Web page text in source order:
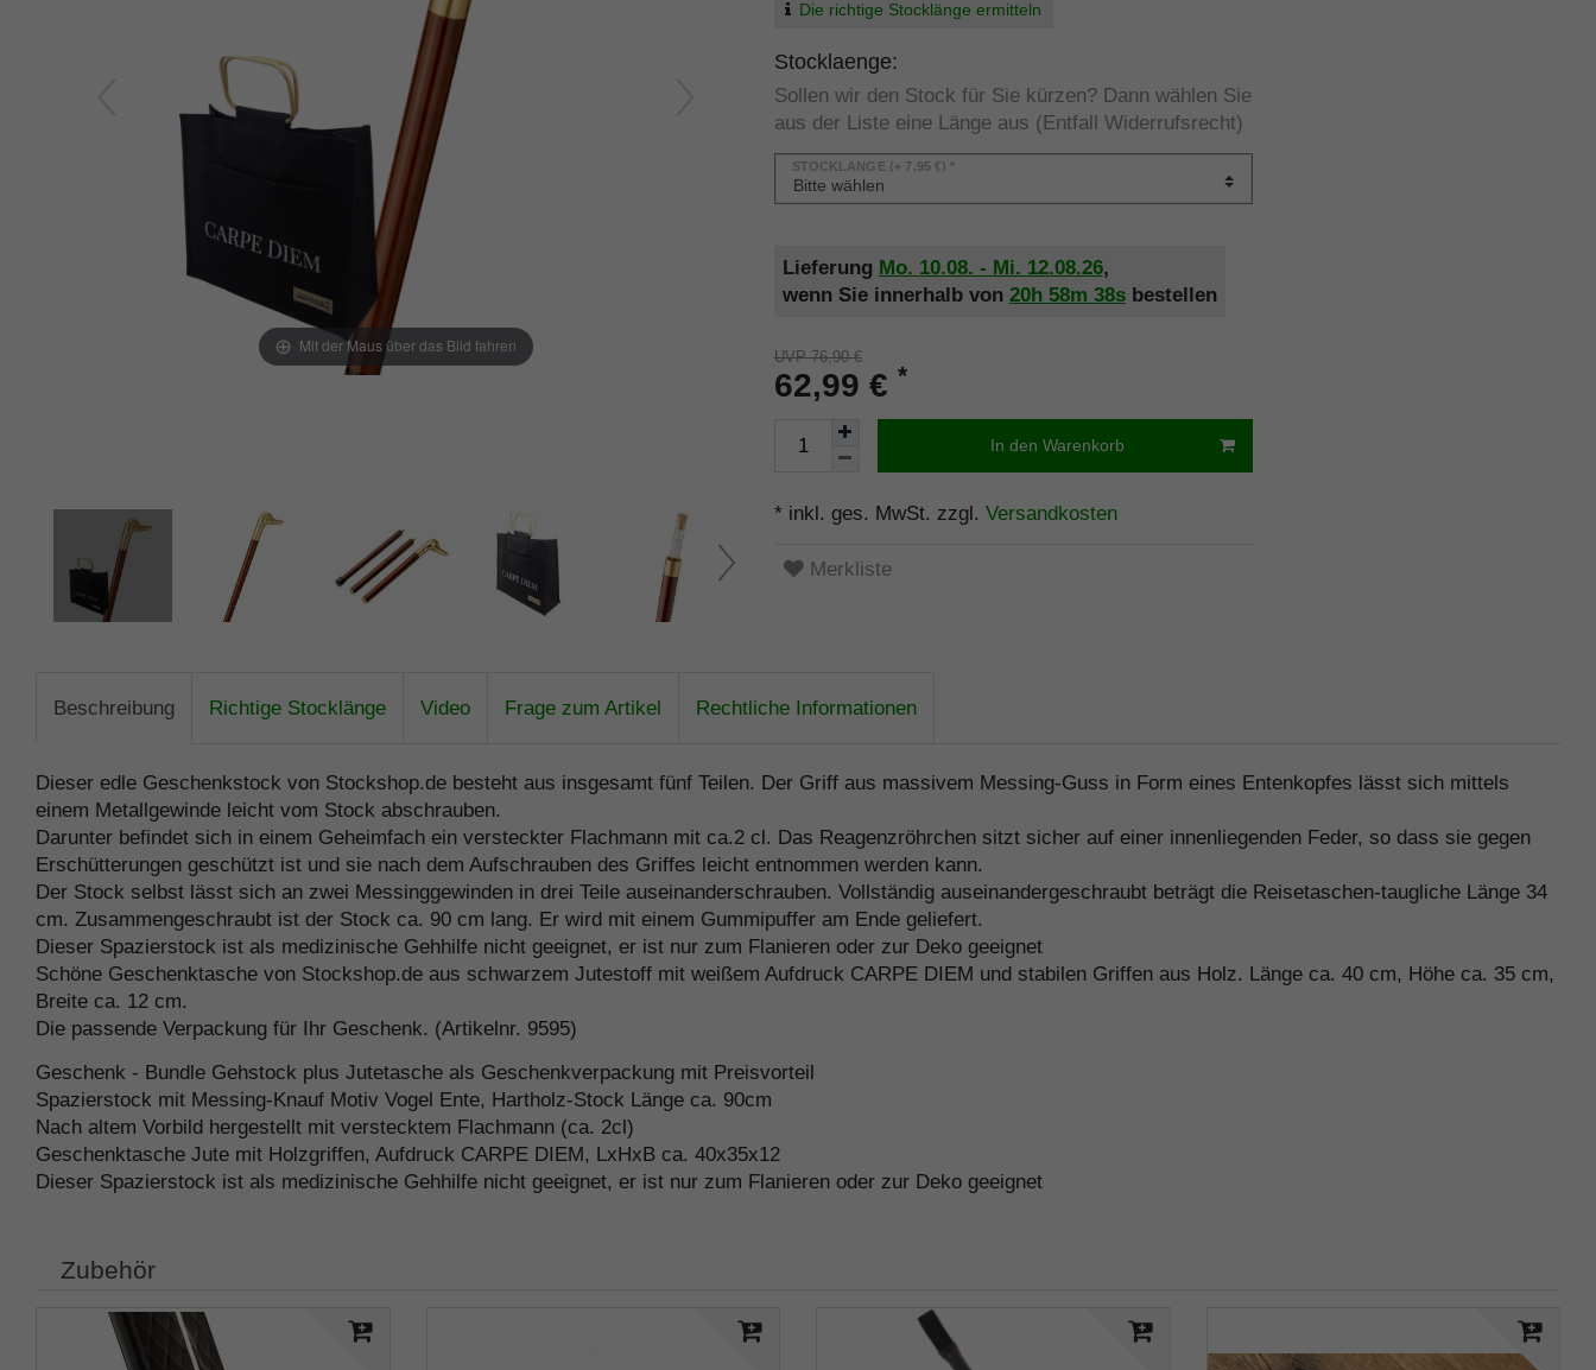
Mit der Maus über das Bild fahren
Die richtige Stocklänge ermitteln
Stocklaenge:
Sollen wir den Stock für Sie kürzen? Dann wählen Sie
aus der Liste eine Länge aus (Entfall Widerrufsrecht)
STOCKLÄNGE (+ 7,95 €) *
Lieferung Mo. 10.08. - Mi. 12.08.26,
wenn Sie innerhalb von 20h 58m 37sbestellen
UVP 76,90 €
62,99 € *
In den Warenkorb
* inkl. ges. MwSt. zzgl. Versandkosten
Merkliste
Beschreibung Richtige Stocklänge Video Frage zum Artikel Rechtliche Informationen
Dieser edle Geschenkstock von Stockshop.de besteht aus insgesamt fünf Teilen. Der Griff aus massivem Messing-Guss in Form eines Entenkopfes lässt sich mittels
einem Metallgewinde leicht vom Stock abschrauben.
Darunter befindet sich in einem Geheimfach ein versteckter Flachmann mit ca.2 cl. Das Reagenzröhrchen sitzt sicher auf einer innenliegenden Feder, so dass sie gegen
Erschütterungen geschützt ist und sie nach dem Aufschrauben des Griffes leicht entnommen werden kann.
Der Stock selbst lässt sich an zwei Messinggewinden in drei Teile auseinanderschrauben. Vollständig auseinandergeschraubt beträgt die Reisetaschen-taugliche Länge 34
cm. Zusammengeschraubt ist der Stock ca. 90 cm lang. Er wird mit einem Gummipuffer am Ende geliefert.
Dieser Spazierstock ist als medizinische Gehhilfe nicht geeignet, er ist nur zum Flanieren oder zur Deko geeignet
Schöne Geschenktasche von Stockshop.de aus schwarzem Jutestoff mit weißem Aufdruck CARPE DIEM und stabilen Griffen aus Holz. Länge ca. 40 cm, Höhe ca. 35 cm,
Breite ca. 12 cm.
Die passende Verpackung für Ihr Geschenk. (Artikelnr. 9595)
Geschenk - Bundle Gehstock plus Jutetasche als Geschenkverpackung mit Preisvorteil
Spazierstock mit Messing-Knauf Motiv Vogel Ente, Hartholz-Stock Länge ca. 90cm
Nach altem Vorbild hergestellt mit verstecktem Flachmann (ca. 2cl)
Geschenktasche Jute mit Holzgriffen, Aufdruck CARPE DIEM, LxHxB ca. 40x35x12
Dieser Spazierstock ist als medizinische Gehhilfe nicht geeignet, er ist nur zum Flanieren oder zur Deko geeignet
Zubehör